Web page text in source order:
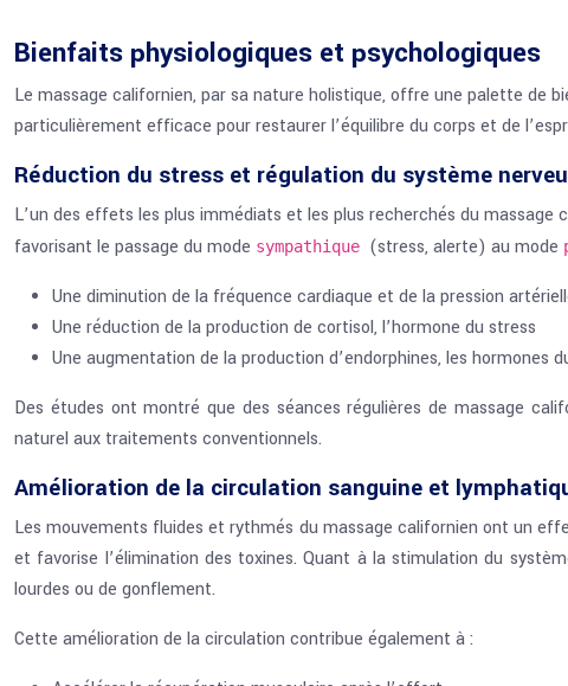
Bienfaits physiologiques et psychologiques
Le massage californien, par sa nature holistique, offre une palette de
particulièrement efficace pour restaurer l’équilibre du corps et de
Réduction du stress et régulation du système
L’un des effets les plus immédiats et les plus recherchés du
favorisant le passage du mode sympathique (stress, alerte) au mode
Une diminution de la fréquence cardiaque et de la pression
Une réduction de la production de cortisol, l’hormone du stress
Une augmentation de la production d’endorphines, les hormones
Des études ont montré que des séances régulières de massage
naturel aux traitements conventionnels.
Amélioration de la circulation sanguine et
Les mouvements fluides et rythmés du massage californien ont un
et favorise l’élimination des toxines. Quant à la stimulation du
lourdes ou de gonflement.
Cette amélioration de la circulation contribue également à :